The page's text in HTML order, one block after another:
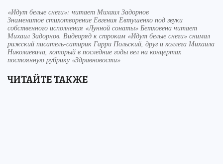
«Идут белые снеги»: читает Михаил Задорнов
Знаменитое стихотворение Евгения Евтушенко под звуки
собственного исполнения «Лунной сонаты» Бетховена читает
Михаил Задорнов. Видеоряд к строкам «Идут белые снеги» снимал
рижский писатель-сатирик Гарри Польский, друг и коллега Михаила
Николаевича, который в последние годы вел на концертах
постоянную рубрику «Здравновости»
ЧИТАЙТЕ ТАКЖЕ